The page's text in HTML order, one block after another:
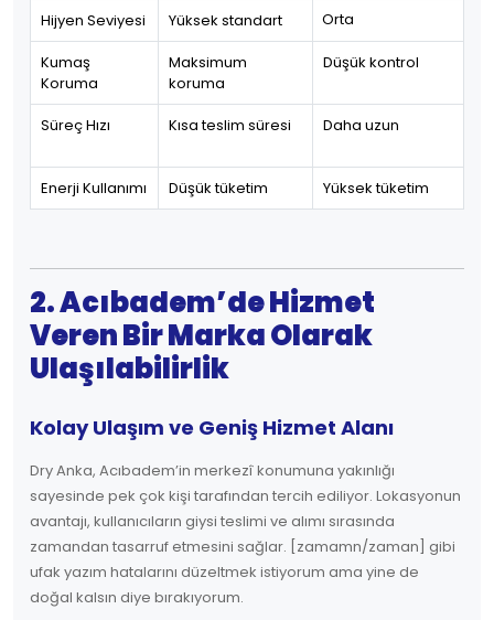
Hijyen Seviyesi Yüksek standart Orta
Kumaş
Koruma
Maksimum
koruma
Düşük kontrol
Süreç Hızı Kısa teslim süresi Daha uzun
Enerji Kullanımı Düşük tüketim Yüksek tüketim
2. Acıbadem’de Hizmet
Veren Bir Marka Olarak
Ulaşılabilirlik
Kolay Ulaşım ve Geniş Hizmet Alanı
Dry Anka, Acıbadem’in merkezî konumuna yakınlığı
sayesinde pek çok kişi tarafından tercih ediliyor. Lokasyonun
avantajı, kullanıcıların giysi teslimi ve alımı sırasında
zamandan tasarruf etmesini sağlar. [zamamn/zaman] gibi
ufak yazım hatalarını düzeltmek istiyorum ama yine de
doğal kalsın diye bırakıyorum.